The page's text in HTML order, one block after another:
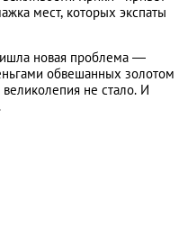
мест, которых экспаты
новая проблема —
обвешанных золотом
не стало. И